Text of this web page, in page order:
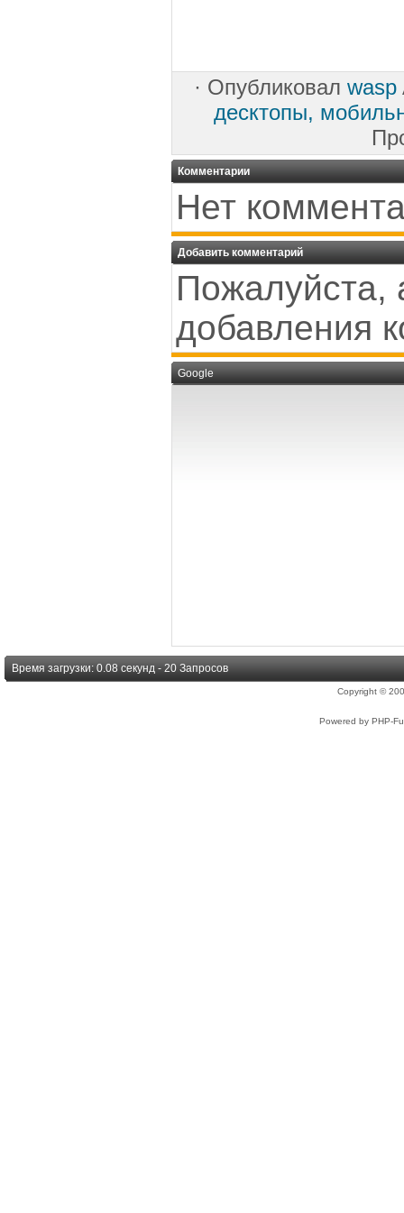
· Опубликовал wasp
десктопы,
Комментарии
Нет
Добавить комментарий
Пожалуйста,
добавления
Google
Время загрузки: 0.08 секунд - 20 Запросов
Copyright ©
Powered by PHP-